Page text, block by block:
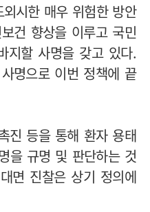
시한 매우 위험한 방안
건 향상을 이루고 국민
지할 사명을 갖고 있다.
명으로 이번 정책에 끝
진 등을 통해 환자 용태
을 규명 및 판단하는 것
면 진찰은 상기 정의에